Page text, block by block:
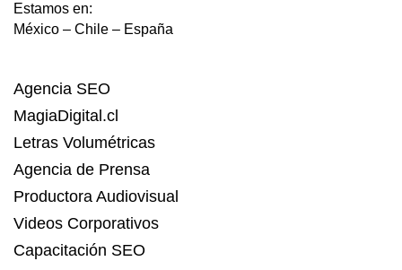
Estamos en:
México – Chile – España
Agencia SEO
MagiaDigital.cl
Letras Volumétricas
Agencia de Prensa
Productora Audiovisual
Videos Corporativos
Capacitación SEO